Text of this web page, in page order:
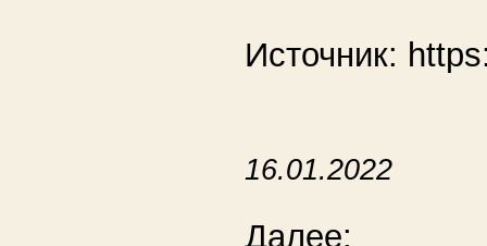
Источник:
16.01.2022
Далее: